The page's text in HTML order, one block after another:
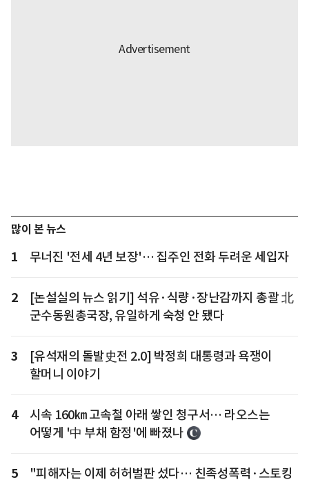
많이 본 뉴스
1 무너진 '전세 4년 보장'… 집주인 전화 두려운 세입자
2
[논설실의 뉴스 읽기] 석유·식량·장난감까지 총괄 北
군수동원총국장, 유일하게 숙청 안 됐다
3
[유석재의 돌발史전 2.0] 박정희 대통령과 욕쟁이
할머니 이야기
4
시속 160㎞ 고속철 아래 쌓인 청구서… 라오스는
어떻게 '中 부채 함정'에 빠졌나
5
"피해자는 이제 허허벌판 섰다… 친족성폭력·스토킹